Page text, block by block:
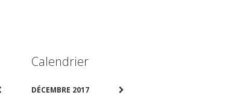
Calendrier
DÉCEMBRE 2017